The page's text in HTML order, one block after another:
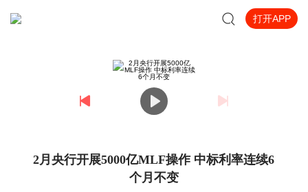
打开APP
2月央行开展5000亿MLF操作 中标利率连续6
个月不变